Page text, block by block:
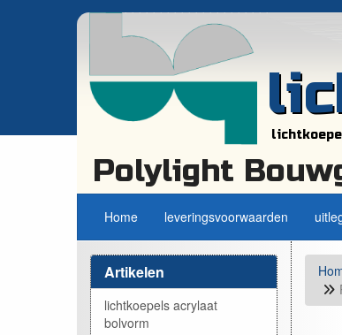
Polylight
Home leveringsvoorwaarden
Artikelen
lichtkoepels acrylaat
bolvorm